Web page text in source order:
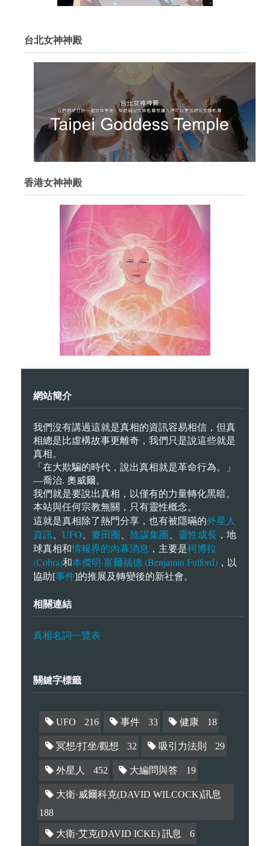
台北女神神殿
香港女神神殿
網站簡介
我們沒有講過這就是真相的資訊容易相信，但真
相總是比虛構故事更離奇，我們只是說這些就是
真相。
「在大欺騙的時代，說出真相就是革命行為。」
—喬治. 奧威爾。
我們就是要說出真相，以僅有的力量轉化黑暗。
本站與任何宗教無關，只有靈性概念。
這就是真相除了熱門分享，也有被隱暪的外星人
資訊
UFO 麥田圈 陰謀集團 靈性成長 ，地
球真相和情報界的內幕消息 ，主要是柯博拉
(Cobra)和本傑明·富爾福德 (Benjamin Fulford) ，以
協助[事件]的推展及轉變後的新社會。
相關連結
真相名詞一覽表
關鍵字標籤
UFO 216 事件 33 健康 18
冥想/打坐/觀想 32 吸引力法則 29
外星人 452 大編問與答 19
大衛·威爾科克(DAVID WILCOCK)訊息
188
大衛·艾克(DAVID ICKE) 訊息 6